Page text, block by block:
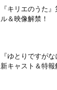
『キリエのうた
ル＆映像解禁！
『ゆとりですが
新キャスト＆特報